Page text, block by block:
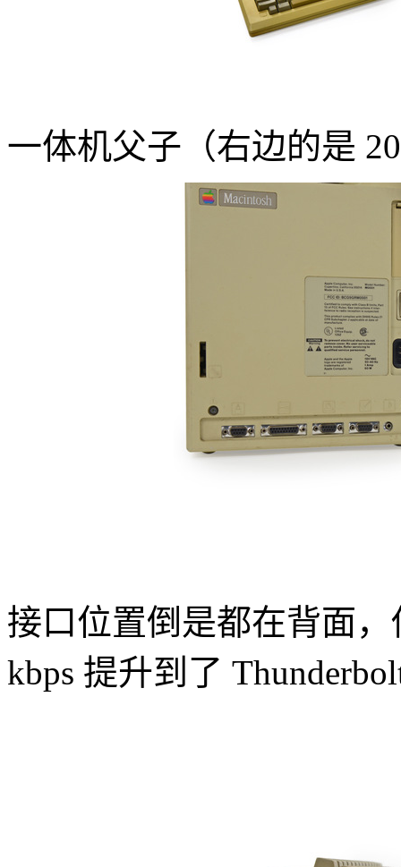
一体机父子（右边的是
接口位置倒是都在背面
kbps 提升到了